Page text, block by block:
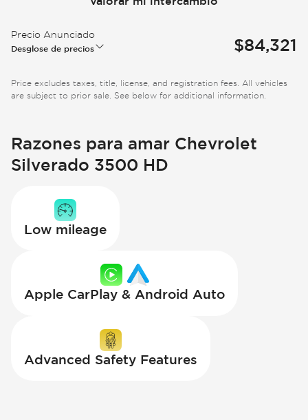
Precio Anunciado
Desglose de precios $84,321
Price excludes taxes, title, license, and registration fees. All vehicles
are subject to prior sale. See below for additional information.
Razones para amar Chevrolet
Silverado 3500 HD
Low mileage
Apple CarPlay & Android Auto
Advanced Safety Features